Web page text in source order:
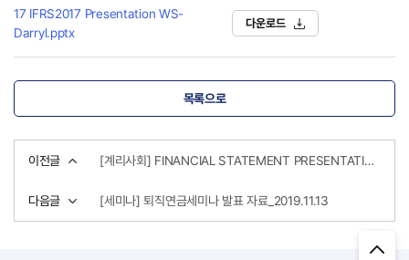
17 IFRS2017 Presentation WS-
Darryl.pptx
다운로드
목록으로
이전글 [계리사회] FINANCIAL STATEMENT PRESENTATION (2017 해외인사초청 IFRS 세미나)
다음글 [세미나] 퇴직연금세미나 발표 자료_2019.11.13